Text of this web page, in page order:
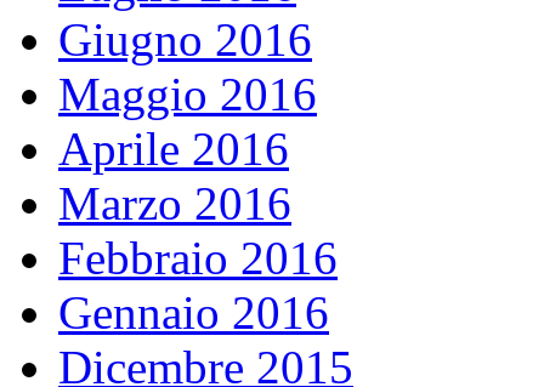
Giugno 2016
Maggio 2016
Aprile 2016
Marzo 2016
Febbraio 2016
Gennaio 2016
Dicembre 2015